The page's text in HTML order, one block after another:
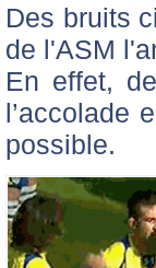
Des bruits
de l'ASM
En effet,
l’accolade
possible.